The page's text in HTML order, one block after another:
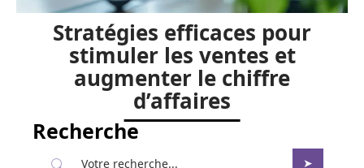
Stratégies efficaces pour
stimuler les ventes et
augmenter le chiffre
d’affaires
Recherche